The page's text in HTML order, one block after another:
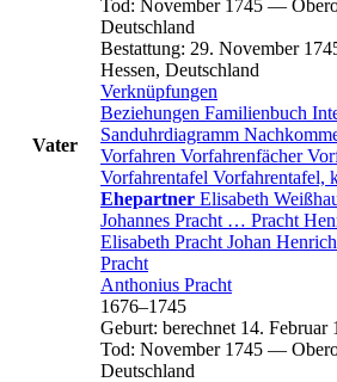
Vater
Tod: November 1745 —
Deutschland
Bestattung: 29. November
Hessen, Deutschland
Verknüpfungen
Beziehungen Familienbuch
Sanduhrdiagramm
Vorfahren Vorfahrenfächer
Vorfahrentafel Vorfahrentafel,
Ehepartner Elisabeth
Johannes Pracht … Pracht
Elisabeth Pracht Johan Henrich
Pracht
Anthonius Pracht
1676–1745
Geburt: berechnet 14. Februar
Tod: November 1745 —
Deutschland